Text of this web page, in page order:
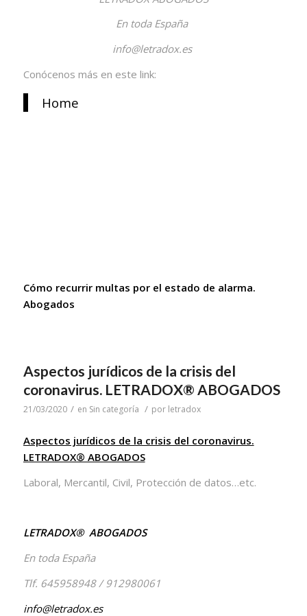
En toda España
info@letradox.es
Conócenos más en este link:
Home
Cómo recurrir multas por el estado de alarma.
Abogados
Aspectos jurídicos de la crisis del
coronavirus. LETRADOX® ABOGADOS
21/03/2020 / en Sin categoría / por letradox
Aspectos jurídicos de la crisis del coronavirus.
LETRADOX® ABOGADOS
Laboral, Mercantil, Civil, Protección de datos…etc.
LETRADOX® ABOGADOS
En toda España
Tlf. 645958948 / 912980061
info@letradox.es